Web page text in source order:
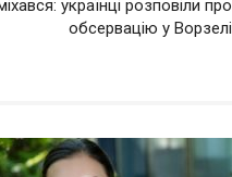
українці розповіли про
обсервацію у Ворзелі